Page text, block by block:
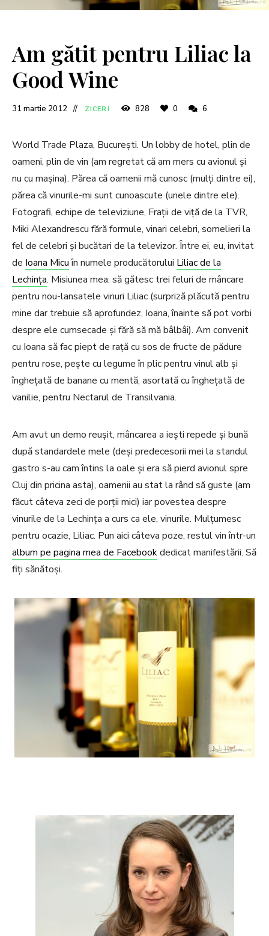
Am gătit pentru Liliac la
Good Wine
31 martie 2012 ZICERI 828 0 6
World Trade Plaza, București. Un lobby de hotel, plin de
oameni, plin de vin (am regretat că am mers cu avionul și
nu cu mașina). Părea că oamenii mă cunosc (mulți dintre ei),
părea că vinurile-mi sunt cunoascute (unele dintre ele).
Fotografi, echipe de televiziune, Frații de viță de la TVR,
Miki Alexandrescu fără formule, vinari celebri, somelieri la
fel de celebri și bucătari de la televizor. Între ei, eu, invitat
de Ioana Micuîn numele producătorului Liliac de la
Lechința. Misiunea mea: să gătesc trei feluri de mâncare
pentru nou-lansatele vinuri Liliac (surpriză plăcută pentru
mine dar trebuie să aprofundez, Ioana, înainte să pot vorbi
despre ele cumsecade și fără să mă bâlbâi). Am convenit
cu Ioana să fac piept de rață cu sos de fructe de pădure
pentru rose, pește cu legume în plic pentru vinul alb și
înghețată de banane cu mentă, asortată cu înghețată de
vanilie, pentru Nectarul de Transilvania.
Am avut un demo reușit, mâncarea a iești repede și bună
după standardele mele (deși predecesorii mei la standul
gastro s-au cam întins la oale și era să pierd avionul spre
Cluj din pricina asta), oamenii au stat la rând să guste (am
făcut câteva zeci de porții mici) iar povestea despre
vinurile de la Lechința a curs ca ele, vinurile. Mulțumesc
pentru ocazie, Liliac. Pun aici câteva poze, restul vin într-un
album pe pagina mea de Facebookdedicat manifestării. Să
fiți sănătoși.